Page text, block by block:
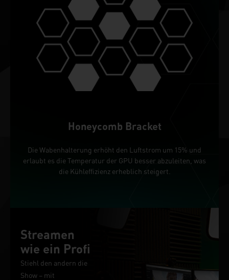
Honeycomb Bracket
Die Wabenhalterung erhöht den Luftstrom um 15% und
erlaubt es die Temperatur der GPU besser abzuleiten, was
die Kühleffizienz erheblich steigert.
Streamen
wie ein Profi
Stiehl den andern die
Show – mit